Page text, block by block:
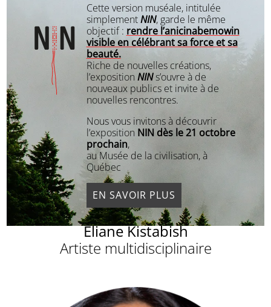
Eliane Kistabish
Artiste multidisciplinaire
Cette version muséale, intitulée
simplementNIN, garde le même
objectif : rendre l’anicinabemowin
visible en célébrant sa force et sa
beauté.
Riche de nouvelles créations,
l’expositionNINs’ouvre à de
nouveaux publics et invite à de
nouvelles rencontres.
Nous vous invitons à découvrir
l’exposition NIN dès le 21 octobre
prochain,
au Musée de la civilisation, à
Québec
EN SAVOIR PLUS